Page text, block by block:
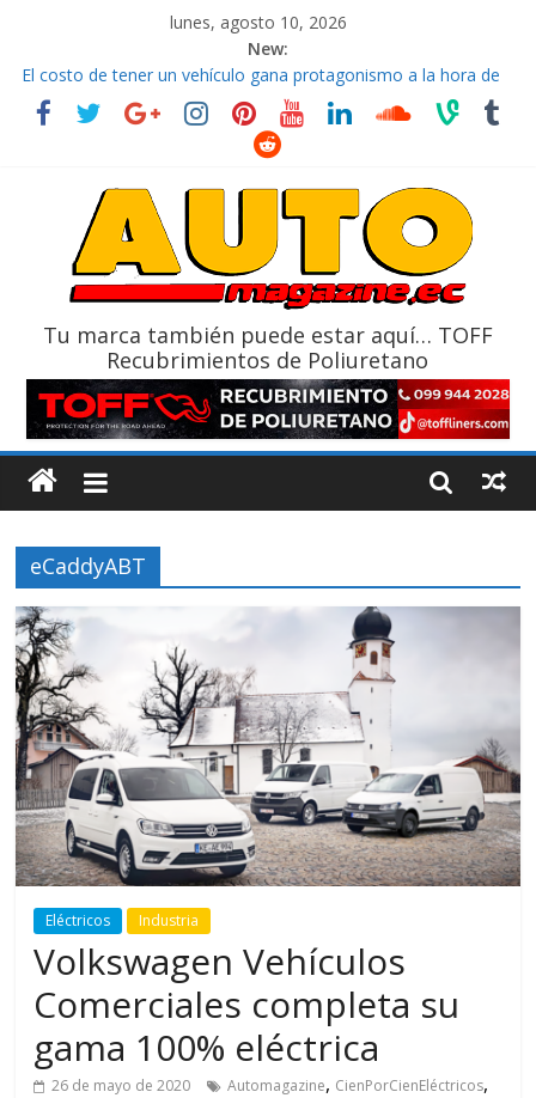
lunes, agosto 10, 2026
New:
La FEDAK recibe 12 Sinotruk Bolden para cubrir las rutas de La
Vuelta
El costo de tener un vehículo gana protagonismo a la hora de
¿Qué puede pasar con tu vehículo si permanece varios días sin
La Vuelta al Ecuador 2026, edición 47ª, recorre 7 provincias en 8
Tu marca también puede estar aquí… TOFF
Recubrimientos de Poliuretano
eCaddyABT
Eléctricos Industria
Volkswagen Vehículos
Comerciales completa su
gama 100% eléctrica
26 de mayo de 2020 Automagazine, CienPorCienEléctricos,